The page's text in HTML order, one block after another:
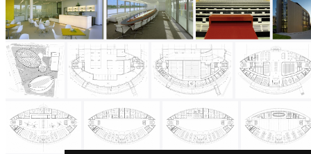
© Archiweb, s.r.o. 1997-2026
ISSN: 1801-3902